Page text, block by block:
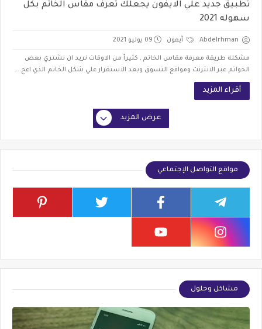
تطبيق جديد علي الايفون يجعلك تعرف مقاس الخاتم بكل
سهوله 2021
Abdelrhman آيفون 09 يوليو 2021
مشكلة طريقة معرفة مقاس الخاتم , كثيرأ من الاوقات نريد ان نشتري بعض
الخواتم عبر الانترنت ومواقع التسوق وبعد الاستقرار علي شكل الخاتم الذي اعج...
أقراء المزيد
عرض المزيد
مواقع التواصل الإجتماعي
مشاكل وحلول